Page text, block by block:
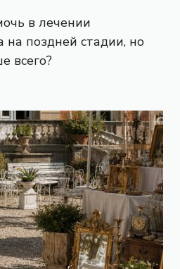
в лечении
на поздней стадии, но
всего?